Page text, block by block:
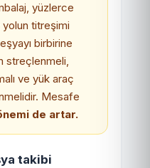
yüzlerce
titreşimi
birbirine
streçlenmeli,
ve yük araç
Mesafe
de artar.
takibi